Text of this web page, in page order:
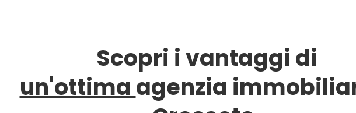
Scopri i vantaggi di
un'ottima agenzia